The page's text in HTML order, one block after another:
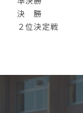
決 勝 ６
２位決定戦